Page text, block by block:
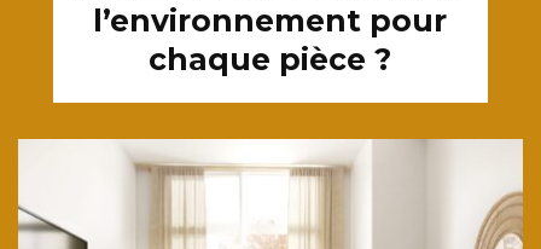
l’environnement pour
chaque pièce ?